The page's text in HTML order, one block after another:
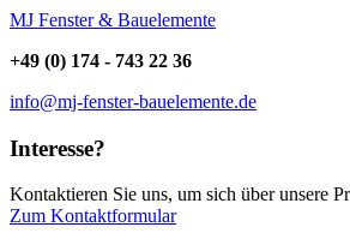
MJ Fenster & Bauelemente
+49 (0) 174 - 743 22 36
info@mj-fenster-bauelemente.de
Interesse?
Kontaktieren Sie uns, um sich über unsere
Zum Kontaktformular